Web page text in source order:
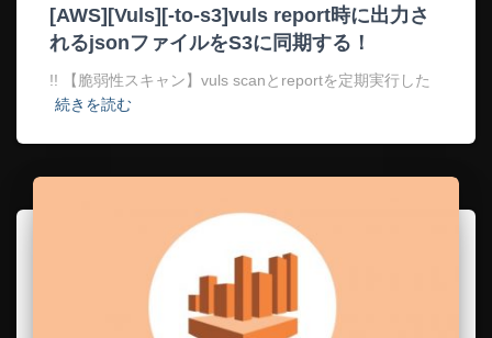
[AWS][Vuls][-to-s3]vuls report時に出力さ
れるjsonファイルをS3に同期する！
!! 【脆弱性スキャン】vuls scanとreportを定期実行した
続きを読む